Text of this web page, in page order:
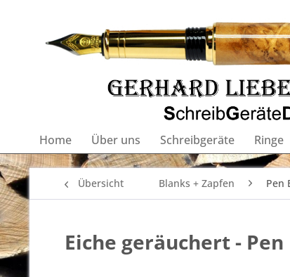
Home Über uns Schreibgeräte Ringe
Übersicht Blanks + Zapfen Pen
Eiche geräuchert -